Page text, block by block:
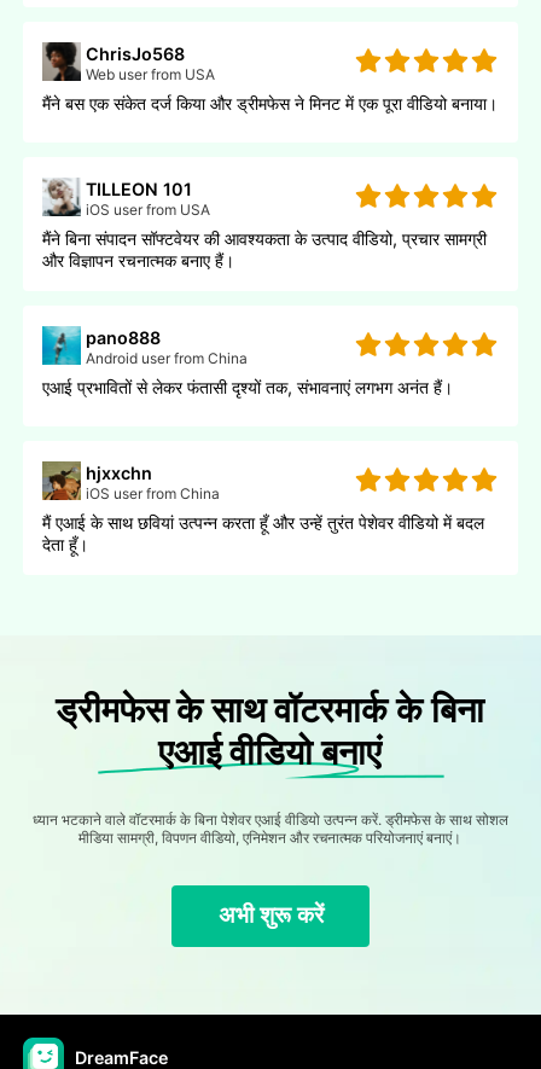
ChrisJo568
Web user from USA
मैंने बस एक संकेत दर्ज किया और ड्रीमफेस ने मिनट में एक पूरा वीडियो बनाया।
TILLEON 101
iOS user from USA
मैंने बिना संपादन सॉफ्टवेयर की आवश्यकता के उत्पाद वीडियो, प्रचार सामग्री
और विज्ञापन रचनात्मक बनाए हैं।
pano888
Android user from China
एआई प्रभावितों से लेकर फंतासी दृश्यों तक, संभावनाएं लगभग अनंत हैं।
hjxxchn
iOS user from China
मैं एआई के साथ छवियां उत्पन्न करता हूँ और उन्हें तुरंत पेशेवर वीडियो में बदल
देता हूँ।
ड्रीमफेस के साथ वॉटरमार्क के बिना
एआई वीडियो बनाएं
ध्यान भटकाने वाले वॉटरमार्क के बिना पेशेवर एआई वीडियो उत्पन्न करें. ड्रीमफेस के साथ सोशल
मीडिया सामग्री, विपणन वीडियो, एनिमेशन और रचनात्मक परियोजनाएं बनाएं।
अभी शुरू करें
DreamFace